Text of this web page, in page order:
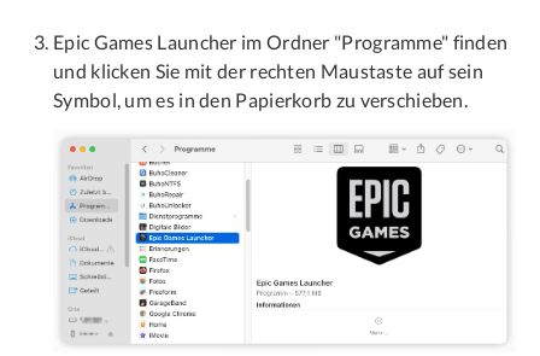
Epic Games Launcher im Ordner "Programme" finden
und klicken Sie mit der rechten Maustaste auf sein
Symbol, um es in den Papierkorb zu verschieben.